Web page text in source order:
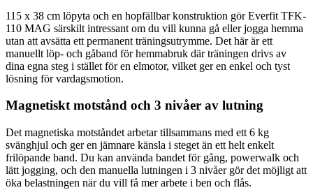
115 x 38 cm löpyta och en hopfällbar konstruktion gör Everfit TFK-
110 MAG särskilt intressant om du vill kunna gå eller jogga hemma
utan att avsätta ett permanent träningsutrymme. Det här är ett
manuellt löp- och gåband för hemmabruk där träningen drivs av
dina egna steg i stället för en elmotor, vilket ger en enkel och tyst
lösning för vardagsmotion.
Magnetiskt motstånd och 3 nivåer av lutning
Det magnetiska motståndet arbetar tillsammans med ett 6 kg
svänghjul och ger en jämnare känsla i steget än ett helt enkelt
frilöpande band. Du kan använda bandet för gång, powerwalk och
lätt jogging, och den manuella lutningen i 3 nivåer gör det möjligt att
öka belastningen när du vill få mer arbete i ben och flås.